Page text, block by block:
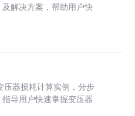
解决方案，帮助用户快
压器损耗计算实例，分步
导用户快速掌握变压器